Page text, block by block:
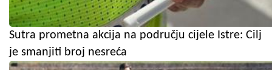
Sutra prometna akcija na području cijele Istre: Cilj
je smanjiti broj nesreća